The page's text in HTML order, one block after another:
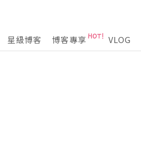
星級博客 博客專享 VLOG